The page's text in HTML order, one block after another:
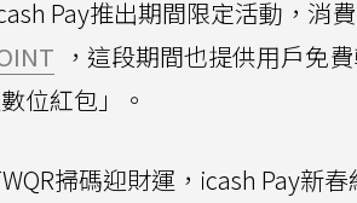
Pay推出期間限定活動，消
，這段期間也提供用戶免
位紅包」。
掃碼迎財運，icash Pay新